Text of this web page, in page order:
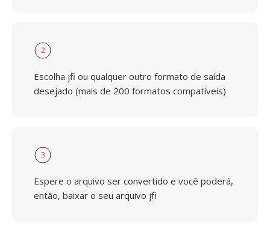
2
Escolha jfi ou qualquer outro formato de saída
desejado (mais de 200 formatos compatíveis)
3
Espere o arquivo ser convertido e você poderá,
então, baixar o seu arquivo jfi